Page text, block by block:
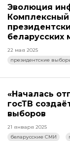
Эволюция
беларусских
22 мая 2025
президентские
«Началась
госТВ
выборов
21 января 2025
беларусские СМИ